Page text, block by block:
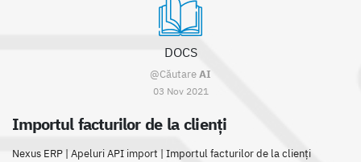
DOCS
@CăutareAI
03 Nov 2021
Importul facturilor de la clienți
Nexus ERP | Apeluri API import | Importul facturilor de la clienți